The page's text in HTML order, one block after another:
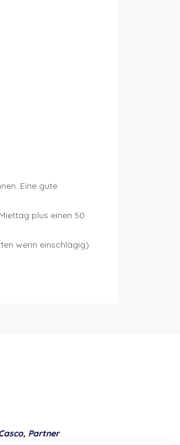
Eine gute
plus einen 50
wenn einschlägig).
Partner